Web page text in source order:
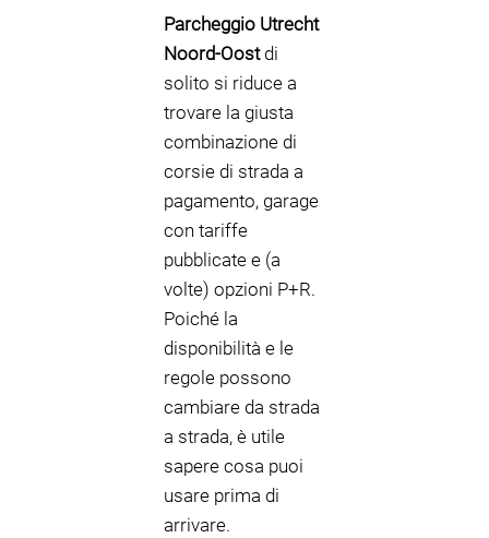
Parcheggio Utrecht
Noord-Oostdi
solito si riduce a
trovare la giusta
combinazione di
corsie di strada a
pagamento, garage
con tariffe
pubblicate e (a
volte) opzioni P+R.
Poiché la
disponibilità e le
regole possono
cambiare da strada
a strada, è utile
sapere cosa puoi
usare prima di
arrivare.